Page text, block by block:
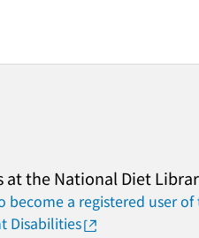
at the National Diet
become a registered user
Disabilities